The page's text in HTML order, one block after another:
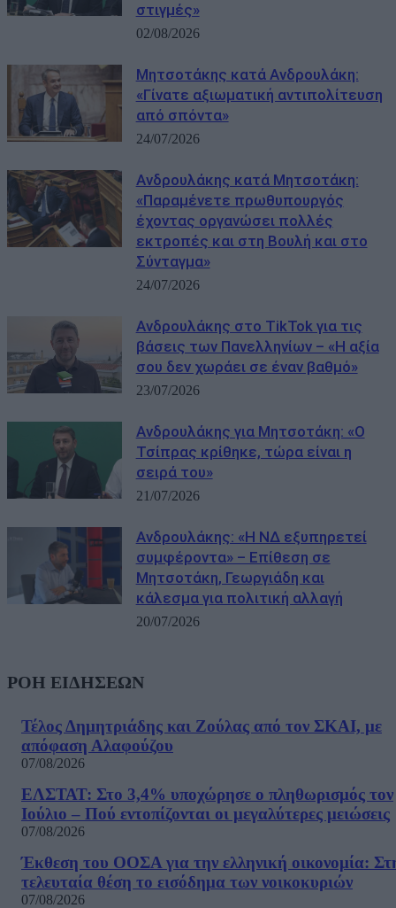
στιγμές»
02/08/2026
Μητσοτάκης κατά Ανδρουλάκη:
«Γίνατε αξιωματική αντιπολίτευση
από σπόντα»
24/07/2026
Ανδρουλάκης κατά Μητσοτάκη:
«Παραμένετε πρωθυπουργός
έχοντας οργανώσει πολλές
εκτροπές και στη Βουλή και στο
Σύνταγμα»
24/07/2026
Ανδρουλάκης στο TikTok για τις
βάσεις των Πανελληνίων – «Η αξία
σου δεν χωράει σε έναν βαθμό»
23/07/2026
Ανδρουλάκης για Μητσοτάκη: «Ο
Τσίπρας κρίθηκε, τώρα είναι η
σειρά του»
21/07/2026
Ανδρουλάκης: «Η ΝΔ εξυπηρετεί
συμφέροντα» – Επίθεση σε
Μητσοτάκη, Γεωργιάδη και
κάλεσμα για πολιτική αλλαγή
20/07/2026
ΡΟΗ ΕΙΔΗΣΕΩΝ
Τέλος Δημητριάδης και Ζούλας από τον ΣΚΑΙ, με
απόφαση Αλαφούζου
07/08/2026
ΕΛΣΤΑΤ: Στο 3,4% υποχώρησε ο πληθωρισμός τον
Ιούλιο – Πού εντοπίζονται οι μεγαλύτερες μειώσεις
07/08/2026
Έκθεση του ΟΟΣΑ για την ελληνική οικονομία:
τελευταία θέση το εισόδημα των νοικοκυριών
07/08/2026